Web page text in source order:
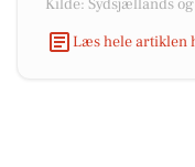
Kilde: Sydsjællands
Læs hele artiklen